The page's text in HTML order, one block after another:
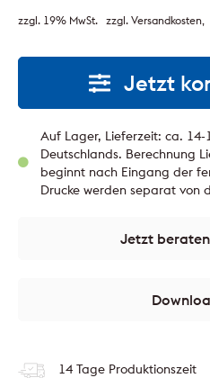
zzgl. 19% MwSt. zzgl. Versandkosten
Jetzt
Auf Lager, Lieferzeit: ca.
Deutschlands. Berechnung
beginnt nach Eingang der
Drucke werden separat von
Jetzt
14 Tage Produktionszeit